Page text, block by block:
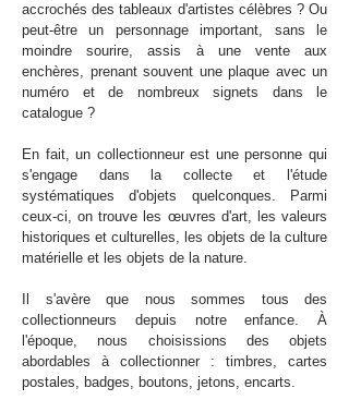
accrochés des tableaux d'artistes célèbres ? Ou
peut-être un personnage important, sans le
moindre sourire, assis à une vente aux
enchères, prenant souvent une plaque avec un
numéro et de nombreux signets dans le
catalogue ?
En fait, un collectionneur est une personne qui
s'engage dans la collecte et l'étude
systématiques d'objets quelconques. Parmi
ceux-ci, on trouve les œuvres d'art, les valeurs
historiques et culturelles, les objets de la culture
matérielle et les objets de la nature.
Il s'avère que nous sommes tous des
collectionneurs depuis notre enfance. À
l'époque, nous choisissions des objets
abordables à collectionner : timbres, cartes
postales, badges, boutons, jetons, encarts.